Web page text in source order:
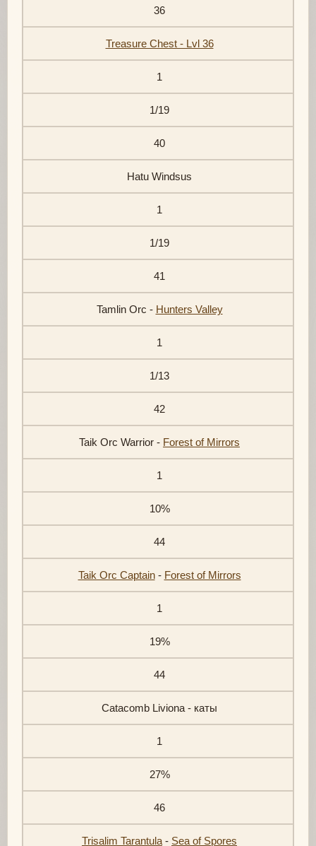
36
Treasure Chest - Lvl 36
1
1/19
40
Hatu Windsus
1
1/19
41
Tamlin Orc - Hunters Valley
1
1/13
42
Taik Orc Warrior - Forest of Mirrors
1
10%
44
Taik Orc Captain- Forest of Mirrors
1
19%
44
Catacomb Liviona - каты
1
27%
46
Trisalim Tarantula - Sea of Spores